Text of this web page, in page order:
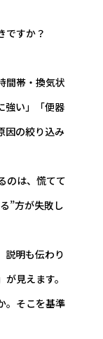
ですか？
間帯・換気状
強い」「便器
因の絞り込み
のは、慌てて
”方が失敗し
説明も伝わり
見えます。
。そこを基準